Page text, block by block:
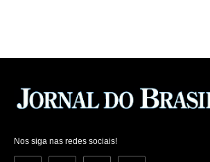
Nos siga nas redes sociais!